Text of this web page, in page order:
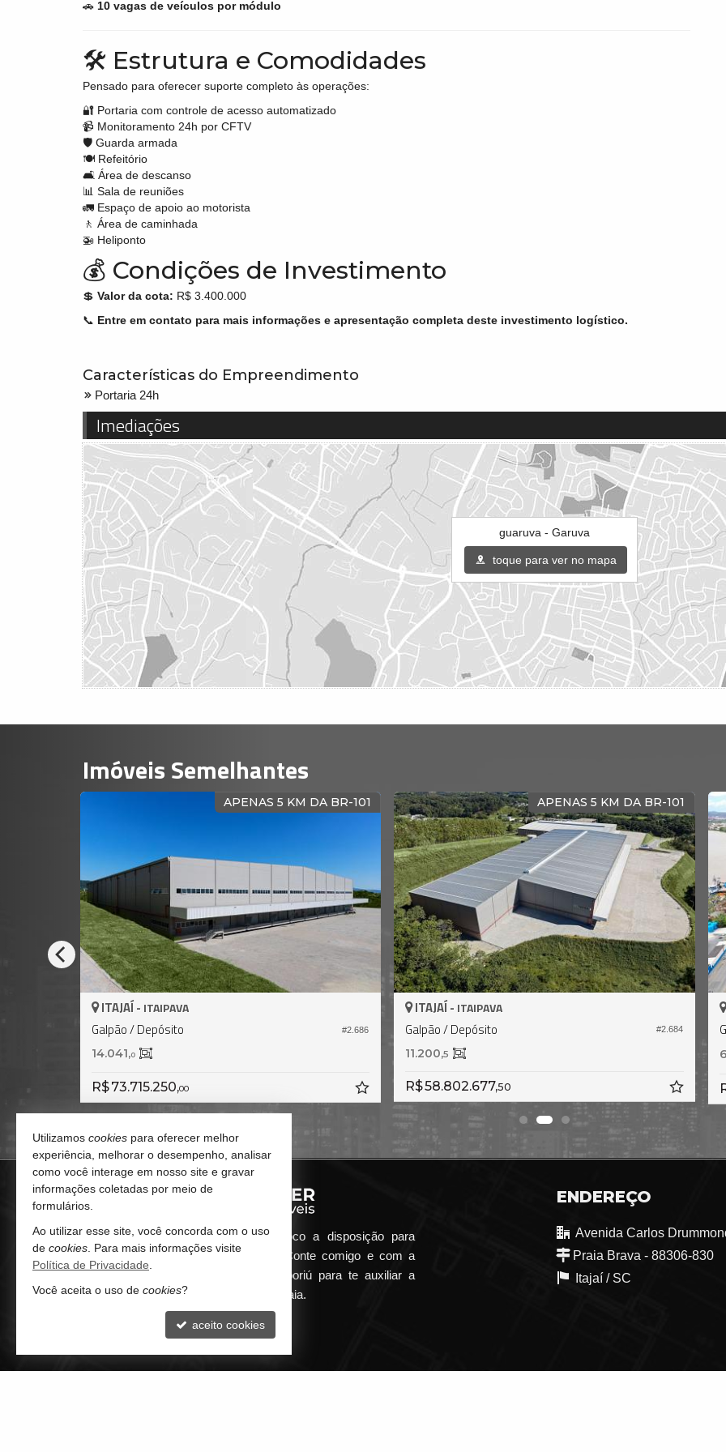
🚗 10 vagas de veículos por módulo
🛠 Estrutura e Comodidades
Pensado para oferecer suporte completo às operações:
🔐 Portaria com controle de acesso automatizado
📹 Monitoramento 24h por CFTV
🛡 Guarda armada
🍽 Refeitório
🛋 Área de descanso
📊 Sala de reuniões
🚛 Espaço de apoio ao motorista
🚶 Área de caminhada
🚁 Heliponto
💰 Condições de Investimento
💲 Valor da cota: R$ 3.400.000
📞 Entre em contato para mais informações e apresentação completa deste investimento logístico.
Características do Empreendimento
Portaria 24h
Imediações
guaruva - Garuva
toque para ver no mapa
Imóveis Semelhantes
APENAS 5 KM DA BR-101
ITAIPAVA
Galpão / Depósito
R$ 73.715.250,00
APENAS 5 KM DA BR-101
ITAIPAVA
Galpão / Depósito
R$ 58.802.677,50
Galpão /
R$
Qualquer dúvida que surgir me coloco a disposição para
atender de maneira ágil e eficiente. Conte comigo e com a
minha imobiliária em Balneário Camboriú para te auxiliar a
encontrar o seu imóvel ideal aqui na Praia.
ENDEREÇO
Avenida Carlos
Praia Brava - 88306-830
Itajaí / SC
Utilizamos cookies para oferecer melhor
experiência, melhorar o desempenho, analisar
como você interage em nosso site e gravar
informações coletadas por meio de
formulários.
Ao utilizar esse site, você concorda com o uso
de cookies . Para mais informações visite
Política de Privacidade
Você aceita o uso de cookies?
aceito cookies